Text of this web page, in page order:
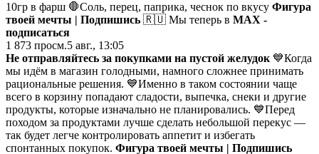
10гр в фарш 🛑Соль, перец, паприка, чеснок по вкусу Фигура
твоей мечты | Подпишись 🇷🇺 Мы теперь в MAX -
подписаться
1 873 просм.5 авг., 13:05
Не отправляйтесь за покупками на пустой желудок 💙Когда
мы идём в магазин голодными, намного сложнее принимать
рациональные решения. 💙Именно в таком состоянии чаще
всего в корзину попадают сладости, выпечка, снеки и другие
продукты, которые изначально не планировались. 💙Перед
походом за продуктами лучше сделать небольшой перекус —
так будет легче контролировать аппетит и избегать
спонтанных покупок. Фигура твоей мечты | Подпишись